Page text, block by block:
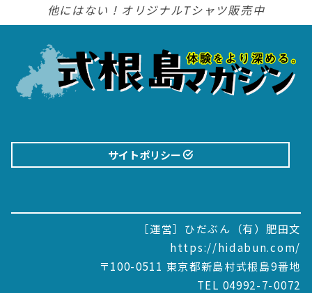
他にはない！オリジナルTシャツ販売中
サイトポリシー
［運営］ひだぶん（有）肥田文
https://hidabun.com/
〒100-0511 東京都新島村式根島9番地
TEL 04992-7-0072